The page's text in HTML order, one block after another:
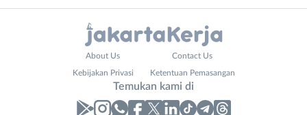
About Us Contact Us
Kebijakan Privasi Ketentuan Pemasangan
Temukan kami di